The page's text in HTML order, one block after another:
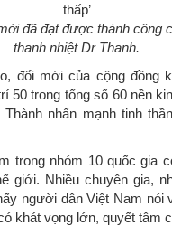
đã đạt được thành công
thanh nhiệt Dr Thanh.​
đổi mới của cộng đồng
50 trong tổng số 60 nền
Thành nhấn mạnh tinh
trong nhóm 10 quốc gia
giới. Nhiều chuyên gia,
người dân Việt Nam nói
khát vọng lớn, quyết tâm